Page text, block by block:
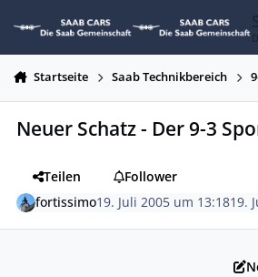
Startseite Saab Technikbereich
Neuer Schatz - Der 9-3
Teilen
Follower
fortissimo19. Juli 2005 um 13:1819.